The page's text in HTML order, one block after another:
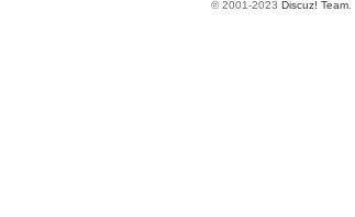
© 2001-2023 Discuz! Team